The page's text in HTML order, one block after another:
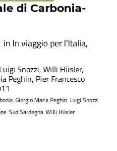
di Carbonia-
in In viaggio per l’Italia,
Snozzi, Willi Hüsler,
Peghin, Pier Francesco
Giorgio Maria Peghin Luigi Snozzi
Sud Sardegna Willi Hüsler